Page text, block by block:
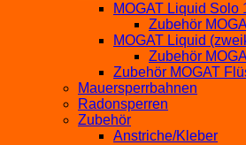
MOGAT Liquid Solo
Zubehör
MOGAT Liquid
Zubehör
Zubehör MOGAT
Mauersperrbahnen
Radonsperren
Zubehör
Anstriche/Kleber